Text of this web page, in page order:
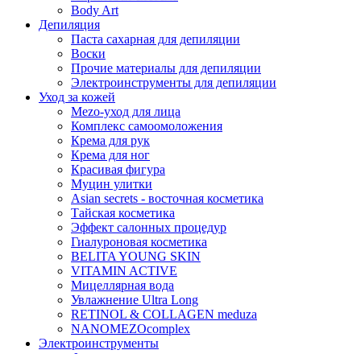
Body Art
Депиляция
Паста сахарная для депиляции
Воски
Прочие материалы для депиляции
Электроинструменты для депиляции
Уход за кожей
Mezo-уход для лица
Комплекс самоомоложения
Крема для рук
Крема для ног
Красивая фигура
Муцин улитки
Asian seсrets - восточная косметика
Тайская косметика
Эффект салонных процедур
Гиалуроновая косметика
BELITA YOUNG SKIN
VITAMIN ACTIVE
Мицеллярная вода
Увлажнение Ultra Long
RETINOL & COLLAGEN meduza
NANOMEZOcomplex
Электроинструменты